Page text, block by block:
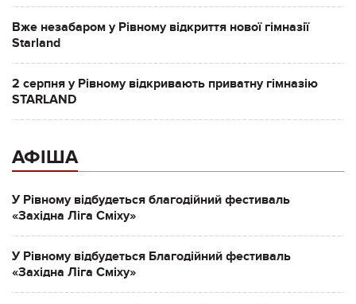
Вже незабаром у Рівному відкриття нової гімназії
Starland
2 серпня у Рівному відкривають приватну гімназію
STARLAND
АФІША
У Рівному відбудеться благодійний фестиваль
«Західна Ліга Сміху»
У Рівному відбудеться Благодійний фестиваль
«Західна Ліга Сміху»